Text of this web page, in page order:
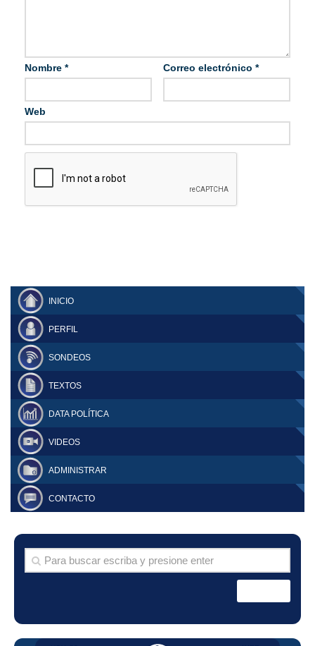
Nombre * Correo electrónico *
Web
INICIO
PERFIL
SONDEOS
TEXTOS
DATA POLÍTICA
VIDEOS
ADMINISTRAR
CONTACTO